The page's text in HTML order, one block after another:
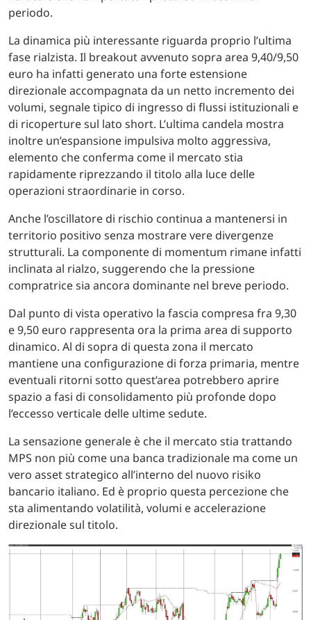
periodo.
La dinamica più interessante riguarda proprio l’ultima
fase rialzista. Il breakout avvenuto sopra area 9,40/9,50
euro ha infatti generato una forte estensione
direzionale accompagnata da un netto incremento dei
volumi, segnale tipico di ingresso di flussi istituzionali e
di ricoperture sul lato short. L’ultima candela mostra
inoltre un’espansione impulsiva molto aggressiva,
elemento che conferma come il mercato stia
rapidamente riprezzando il titolo alla luce delle
operazioni straordinarie in corso.
Anche l’oscillatore di rischio continua a mantenersi in
territorio positivo senza mostrare vere divergenze
strutturali. La componente di momentum rimane infatti
inclinata al rialzo, suggerendo che la pressione
compratrice sia ancora dominante nel breve periodo.
Dal punto di vista operativo la fascia compresa fra 9,30
e 9,50 euro rappresenta ora la prima area di supporto
dinamico. Al di sopra di questa zona il mercato
mantiene una configurazione di forza primaria, mentre
eventuali ritorni sotto quest’area potrebbero aprire
spazio a fasi di consolidamento più profonde dopo
l’eccesso verticale delle ultime sedute.
La sensazione generale è che il mercato stia trattando
MPS non più come una banca tradizionale ma come un
vero asset strategico all’interno del nuovo risiko
bancario italiano. Ed è proprio questa percezione che
sta alimentando volatilità, volumi e accelerazione
direzionale sul titolo.